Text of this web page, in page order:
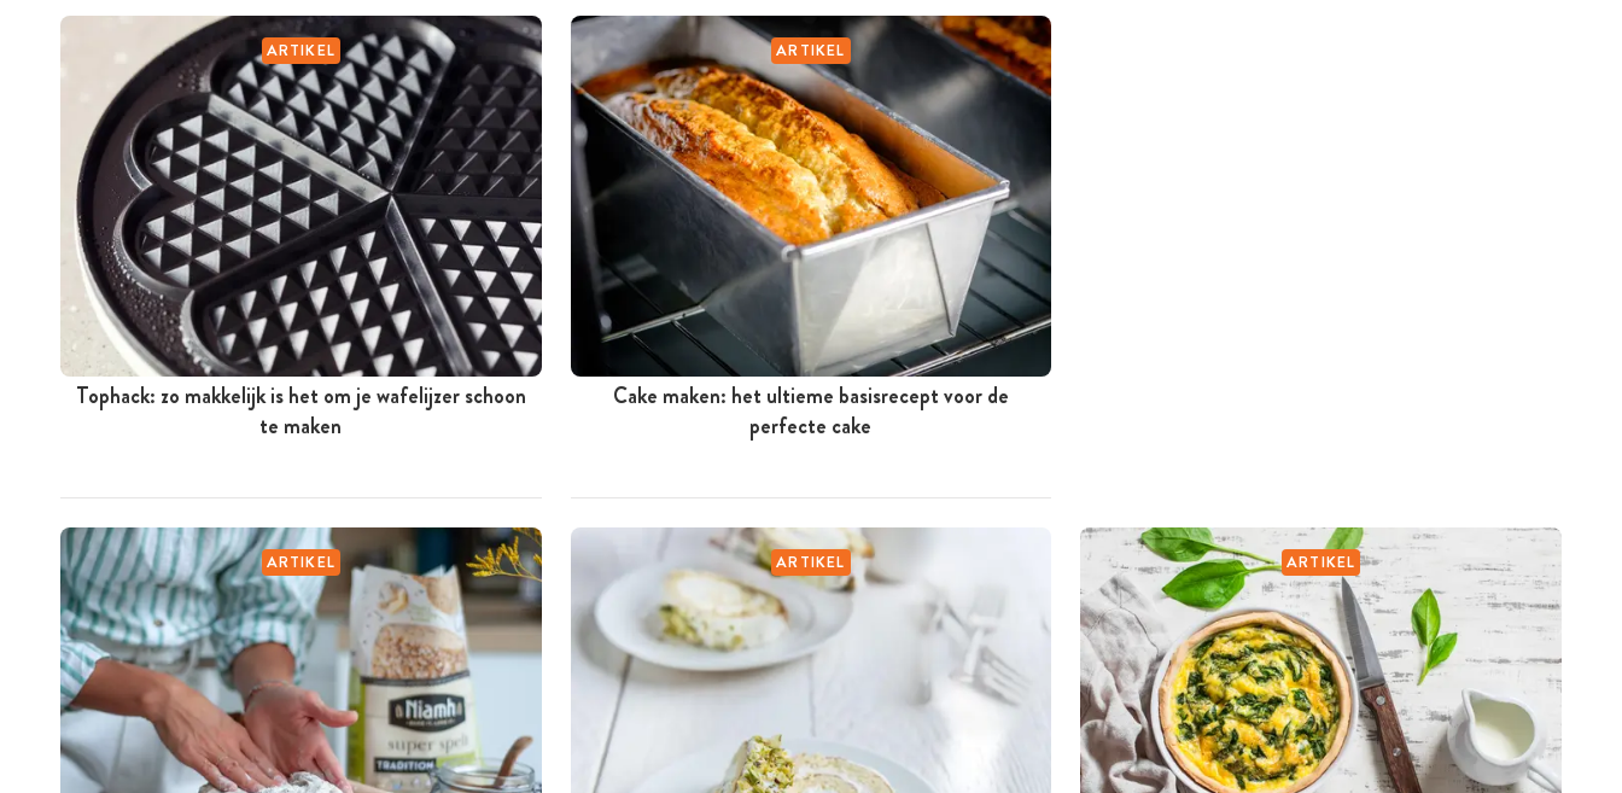
ARTIKEL
Tophack: zo makkelijk is het om je wafelijzer schoon
te maken
ARTIKEL
Cake maken: het ultieme basisrecept voor de
perfecte cake
ARTIKEL ARTIKEL ARTIKEL